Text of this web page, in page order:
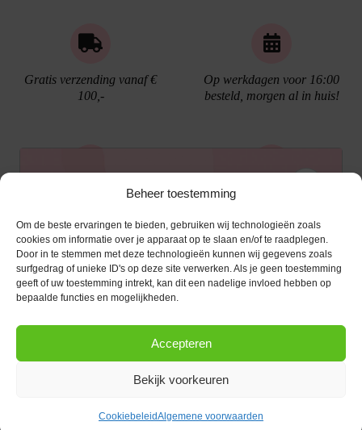
Beheer toestemming
Om de beste ervaringen te bieden, gebruiken wij technologieën zoals
cookies om informatie over je apparaat op te slaan en/of te raadplegen.
Door in te stemmen met deze technologieën kunnen wij gegevens zoals
surfgedrag of unieke ID's op deze site verwerken. Als je geen toestemming
geeft of uw toestemming intrekt, kan dit een nadelige invloed hebben op
bepaalde functies en mogelijkheden.
Accepteren
Bekijk voorkeuren
CookiebeleidAlgemene voorwaarden
Gratis verzending vanaf €
100,-
Op werkdagen voor 16:00
besteld, morgen al in huis!
Gratis cadeau verpakking
KLANTENSERVICE
Klantenservice
Betaalmogelijkheden
OPENINGSTIJDEN
13:00 - 17:30
Ontvang €10,- korting
Schrijf je in voor de nieuwsbrief en ontvang een
kortingscode van €10,- op je volgende bestelling.
E-mailadres*